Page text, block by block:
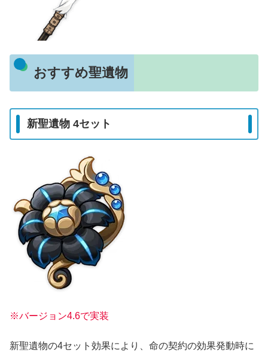
おすすめ聖遺物
新聖遺物 4セット
※バージョン4.6で実装
新聖遺物の4セット効果により、命の契約の効果発動時に